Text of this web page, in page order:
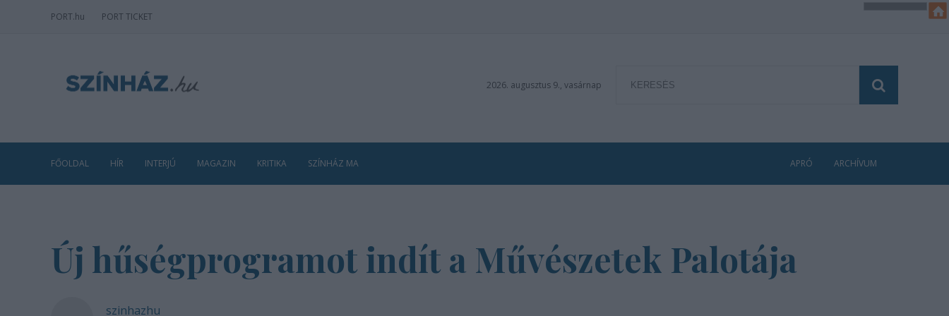
PORT.hu PORT TICKET
2026. augusztus 9., vasárnap
FŐOLDAL HÍR INTERJÚ MAGAZIN KRITIKA SZÍNHÁZ MA APRÓ ARCHÍVUM
Új hűségprogramot indít a Művészetek Palotája
szinhazhu